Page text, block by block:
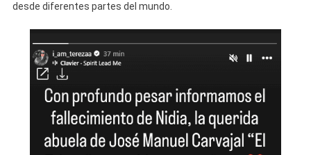
desde diferentes partes del mundo.